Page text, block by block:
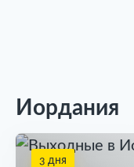
Иордания
3 дня